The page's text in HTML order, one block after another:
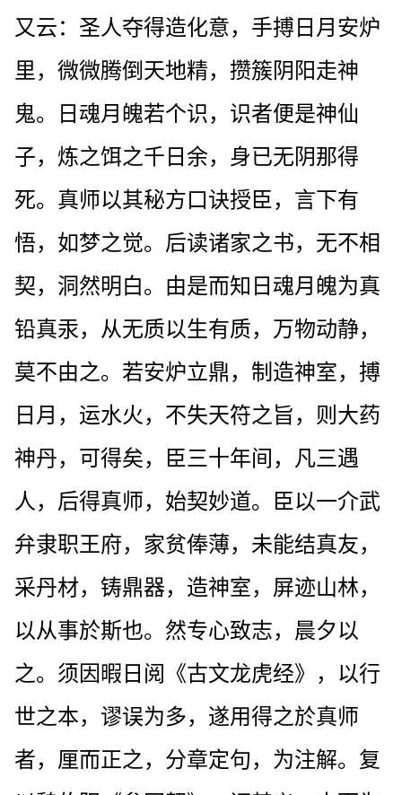
又云：圣人夺得造化意，手搏日月安炉
里，微微腾倒天地精，攒簇阴阳走神
鬼。日魂月魄若个识，识者便是神仙
子，炼之饵之千日余，身已无阴那得
死。真师以其秘方口诀授臣，言下有
悟，如梦之觉。后读诸家之书，无不相
契，洞然明白。由是而知日魂月魄为真
铅真汞，从无质以生有质，万物动静，
莫不由之。若安炉立鼎，制造神室，搏
日月，运水火，不失天符之旨，则大药
神丹，可得矣，臣三十年间，凡三遇
人，后得真师，始契妙道。臣以一介武
弁隶职王府，家贫俸薄，未能结真友，
采丹材，铸鼎器，造神室，屏迹山林，
以从事於斯也。然专心致志，晨夕以
之。须因暇日阅《古文龙虎经》，以行
世之本，谬误为多，遂用得之於真师
者，厘而正之，分章定句，为注解。复